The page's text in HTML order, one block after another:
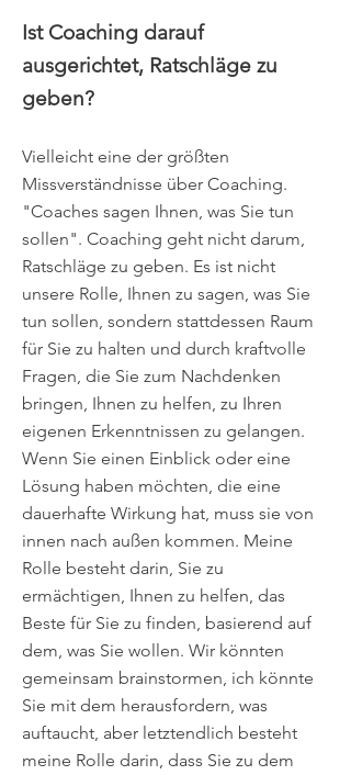
Ist Coaching darauf
ausgerichtet, Ratschläge zu
geben?
Vielleicht eine der größten
Missverständnisse über Coaching.
"Coaches sagen Ihnen, was Sie tun
sollen". Coaching geht nicht darum,
Ratschläge zu geben. Es ist nicht
unsere Rolle, Ihnen zu sagen, was Sie
tun sollen, sondern stattdessen Raum
für Sie zu halten und durch kraftvolle
Fragen, die Sie zum Nachdenken
bringen, Ihnen zu helfen, zu Ihren
eigenen Erkenntnissen zu gelangen.
Wenn Sie einen Einblick oder eine
Lösung haben möchten, die eine
dauerhafte Wirkung hat, muss sie von
innen nach außen kommen. Meine
Rolle besteht darin, Sie zu
ermächtigen, Ihnen zu helfen, das
Beste für Sie zu finden, basierend auf
dem, was Sie wollen. Wir könnten
gemeinsam brainstormen, ich könnte
Sie mit dem herausfordern, was
auftaucht, aber letztendlich besteht
meine Rolle darin, dass Sie zu dem